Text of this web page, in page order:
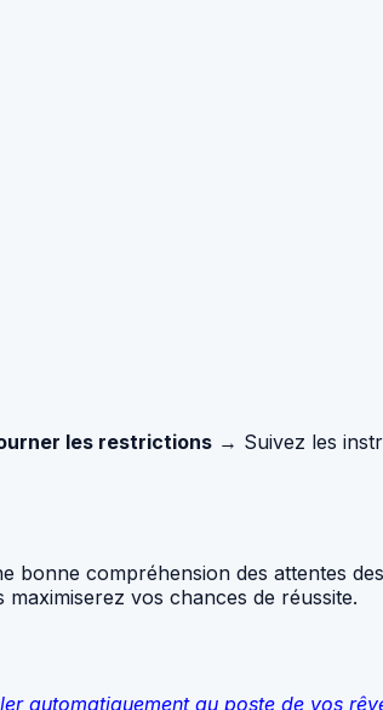
les restrictions → Suivez les
compréhension des attentes
vos chances de réussite.
automatiquement au poste de vos